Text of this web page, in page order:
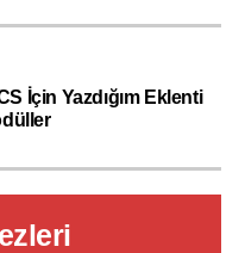
İçin Yazdığım Eklenti